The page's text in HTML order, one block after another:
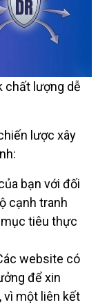
chất lượng dễ
lược xây
bạn với đối
cạnh tranh
tiêu thực
website có
để xin
vì một liên kết